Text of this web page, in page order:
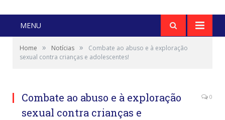
MENU
Home » Notícias »
Combate ao abuso e à exploração
sexual contra crianças e adolescentes!
Combate ao abuso e à exploração
sexual contra crianças e
0